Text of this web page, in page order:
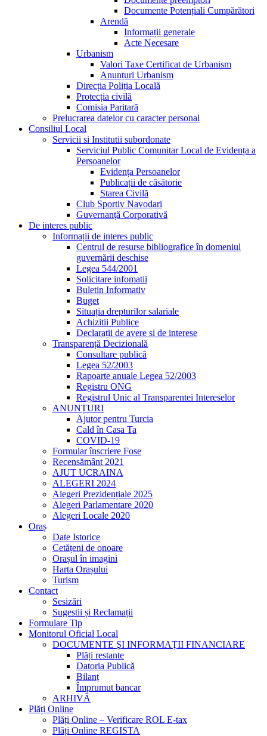
Documente Potențiali Cumpărători
Arendă
Informații generale
Acte Necesare
Urbanism
Valori Taxe Certificat de Urbanism
Anunțuri Urbanism
Direcția Poliția Locală
Protecția civilă
Comisia Paritară
Prelucrarea datelor cu caracter personal
Consiliul Local
Servicii si Institutii subordonate
Serviciul Public Comunitar Local de Evidența a
Persoanelor
Evidența Persoanelor
Publicații de căsătorie
Starea Civilă
Club Sportiv Navodari
Guvernanță Corporativă
De interes public
Informații de interes public
Centrul de resurse bibliografice în domeniul
guvernării deschise
Legea 544/2001
Solicitare infomatii
Buletin Informativ
Buget
Situația drepturilor salariale
Achizitii Publice
Declarații de avere si de interese
Transparență Decizională
Consultare publică
Legea 52/2003
Rapoarte anuale Legea 52/2003
Registru ONG
Registrul Unic al Transparentei Intereselor
ANUNȚURI
Ajutor pentru Turcia
Cald în Casa Ta
COVID-19
Formular înscriere Fose
Recensământ 2021
AJUT UCRAINA
ALEGERI 2024
Alegeri Prezidențiale 2025
Alegeri Parlamentare 2020
Alegeri Locale 2020
Oraș
Date Istorice
Cetățeni de onoare
Orașul în imagini
Harta Orașului
Turism
Contact
Sesizări
Sugestii și Reclamații
Formulare Tip
Monitorul Oficial Local
DOCUMENTE ŞI INFORMAŢII FINANCIARE
Plăți restante
Datoria Publică
Bilanț
Împrumut bancar
ARHIVĂ
Plăți Online
Plăți Online – Verificare ROL E-tax
Plăți Online REGISTA